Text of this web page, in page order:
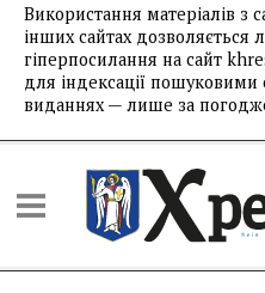
Використання матеріалів з
інших сайтах дозволяється
гіперпосилання на сайт
для індексації
виданнях — лише за